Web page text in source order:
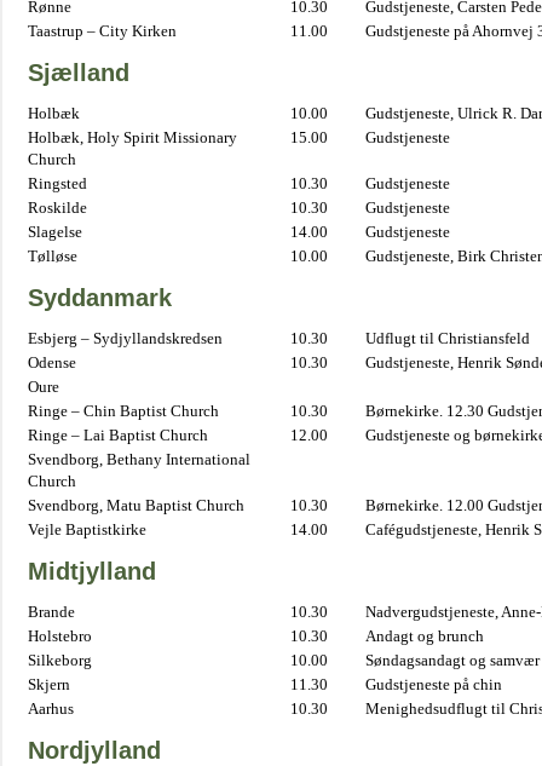
Rønne 10.30
Gudstjeneste, Carsten
Taastrup – City Kirken
11.00 Gudstjeneste på Ahornvej
Sjælland
Holbæk 10.00
Gudstjeneste, Ulrick R.
Holbæk, Holy Spirit Missionary
Church
15.00 Gudstjeneste
Ringsted 10.30
Gudstjeneste
Roskilde
10.30
Gudstjeneste
Slagelse
14.00
Gudstjeneste
Tølløse
10.00 Gudstjeneste, Birk
Syddanmark
Esbjerg – Sydjyllandskredsen 10.30
Udflugt til Christiansfeld
Odense
10.30
Gudstjeneste, Henrik
Oure
Ringe – Chin Baptist Church
10.30
Børnekirke. 12.30
Ringe – Lai Baptist Church
12.00
Gudstjeneste og
Svendborg, Bethany International
Church
Svendborg, Matu Baptist Church
10.30
Børnekirke. 12.00
Vejle Baptistkirke
14.00 Cafégudstjeneste, Henrik
Midtjylland
Brande 10.30
Nadvergudstjeneste,
Holstebro
10.30
Andagt og brunch
Silkeborg
10.00
Søndagsandagt og samvær
Skjern
11.30
Gudstjeneste på chin
Aarhus
10.30 Menighedsudflugt til
Nordjylland